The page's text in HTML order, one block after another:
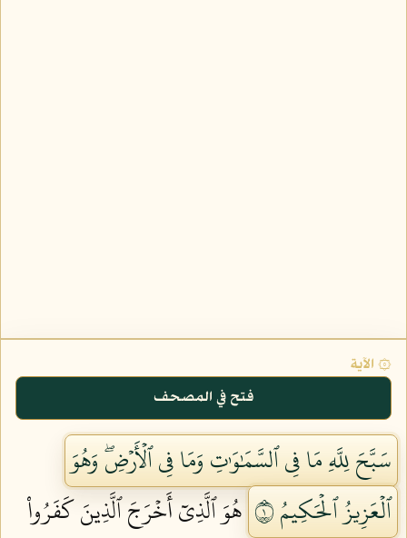
۞ الآية
فتح في المصحف
سَبَّحَ لِلَّهِ مَا فِي ٱلسَّمَٰوَٰتِ وَمَا فِي ٱلۡأَرۡضِۖ وَهُوَ
ٱلۡعَزِيزُ ٱلۡحَكِيمُ ١
هُوَ ٱلَّذِيٓ أَخۡرَجَ ٱلَّذِينَ كَفَرُواْ